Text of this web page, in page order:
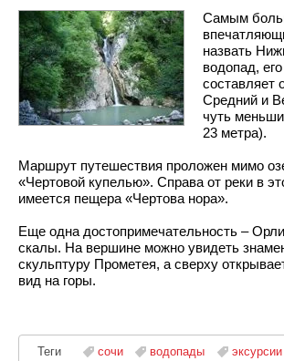
Самым
назвать
водопад,
составляет
Средний и
чуть
23 метра).
Маршрут путешествия проложен мимо
«Чертовой купелью». Справа от реки в
имеется пещера «Чертова нора».
Еще одна достопримечательность –
скалы. На вершине можно увидеть
скульптуру Прометея, а сверху
вид на горы.
Теги сочи водопады эксурсии